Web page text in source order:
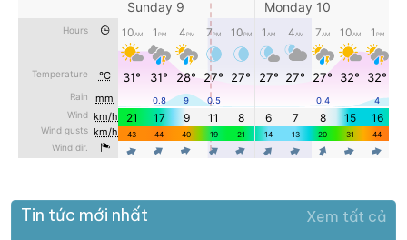
Tin tức mới nhất Xem tất cả